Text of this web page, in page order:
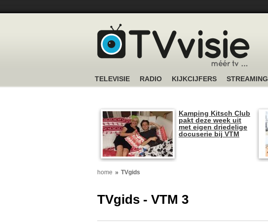
TELEVISIE RADIO KIJKCIJFERS STREAMING
Kamping Kitsch Club
pakt deze week uit
met eigen driedelige
docuserie bij VTM
home TVgids
TVgids - VTM 3